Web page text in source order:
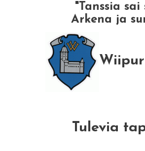
"Tanssia
Arkena ja
Tulevia